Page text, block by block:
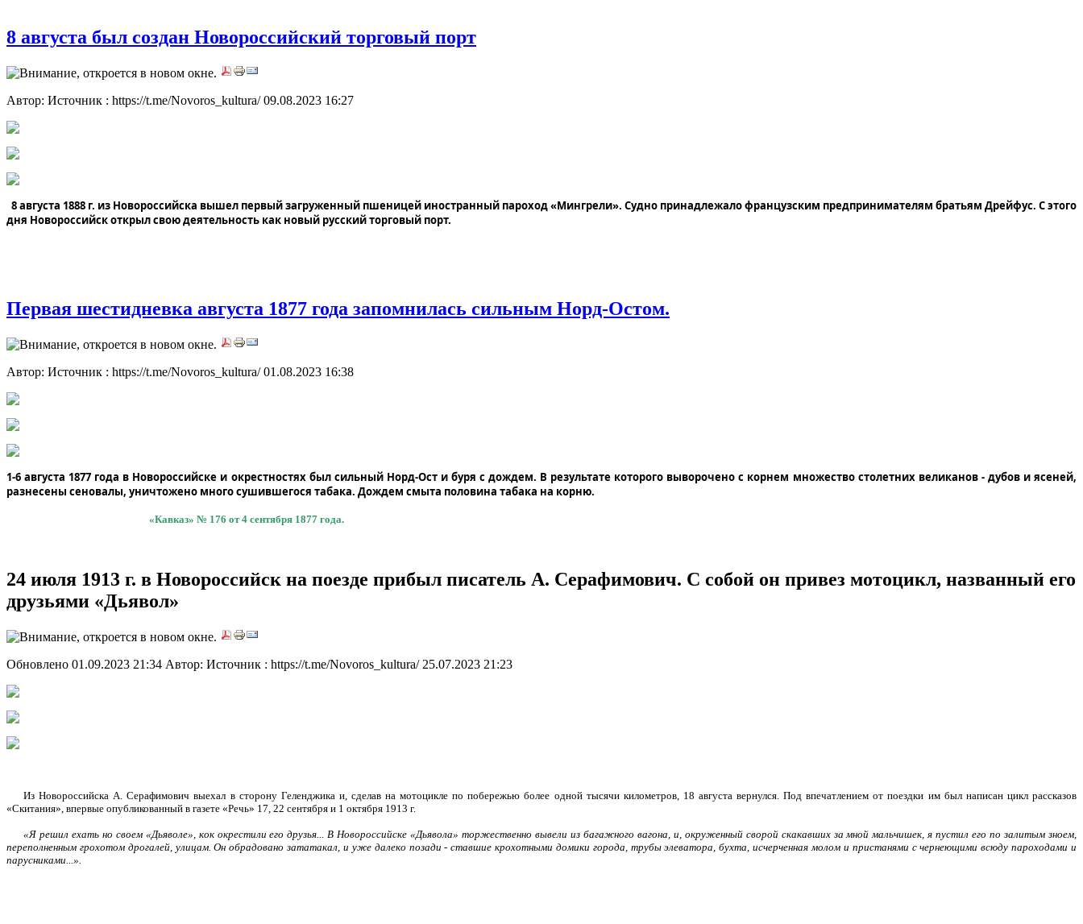
8 августа был создан Новороссийский торговый порт
Автор: Источник : https://t.me/Novoros_kultura/09.08.2023 16:27
8августа 1888 г. из Новороссийска вышел первый загруженный пшеницей иностранный пароход «Мингрели». Судно принадлежало французским предпринимателям братьям Дрейфус. С этого
дня Новороссийск открыл свою деятельность как новый русский торговый порт.
Первая шестидневка августа 1877 года запомнилась сильным Норд-Остом.
Автор: Источник : https://t.me/Novoros_kultura/01.08.2023 16:38
1-6 августа 1877 года в Новороссийске и окрестностях был сильный Норд-Ост и буря с дождем. В результате которого выворочено с корнем множество столетних великанов - дубов и ясеней,
разнесены сеновалы, уничтожено много сушившегося табака. Дождем смыта половина табака на корню.
«Кавказ» № 176 от 4 сентября 1877 года.
24 июля 1913 г. в Новороссийск на поезде прибыл писатель А. Серафимович. С собой он привез мотоцикл, названный его
друзьями «Дьявол»
Обновлено 01.09.2023 21:34 Автор: Источник : https://t.me/Novoros_kultura/ 25.07.2023 21:23
Из Новороссийска А. Серафимович выехал в сторону Геленджика и, сделав на мотоцикле по побережью более одной тысячи километров, 18 августа вернулся. Под впечатлением от поездки им был написан цикл рассказов
«Скитания», впервые опубликованный в газете «Речь» 17, 22 сентября и 1 октября 1913 г.
«Я решил ехать но своем «Дьяволе», кок окрестили его друзья... В Новороссийске «Дьявола» торжественно вывели из багажного вагона, и, окруженный сворой скакавших за мной мальчишек, я пустил его по залитым зноем,
переполненным грохотом дрогалей, улицам. Он обрадовано зататакал, и уже далеко позади - ставшие крохотными домики города, трубы элеватора, бухта, исчерченная молом и пристанями с чернеющими всюду пароходами и
парусниками...».